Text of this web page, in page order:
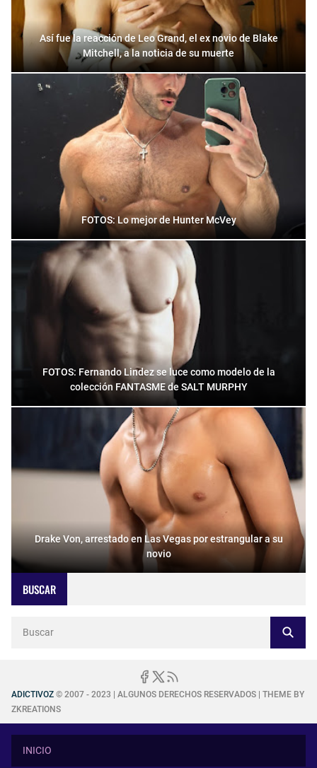
Así fue la reacción de Leo Grand, el ex novio de Blake
Mitchell, a la noticia de su muerte
FOTOS: Lo mejor de Hunter McVey
FOTOS: Fernando Lindez se luce como modelo de la
colección FANTASME de SALT MURPHY
Drake Von, arrestado en Las Vegas por estrangular a su
novio
BUSCAR
ADICTIVOZ © 2007 - 2023 | ALGUNOS DERECHOS RESERVADOS | THEME BY
ZKREATIONS
INICIO